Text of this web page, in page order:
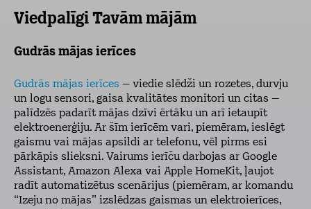
Viedpalīgi Tavām mājām
Gudrās mājas ierīces
Gudrās mājas ierīces – viedie slēdži un rozetes, durvju
un logu sensori, gaisa kvalitātes monitori un citas –
palīdzēs padarīt mājas dzīvi ērtāku un arī ietaupīt
elektroenerģiju. Ar šīm ierīcēm vari, piemēram, ieslēgt
gaismu vai mājas apsildi ar telefonu, vēl pirms esi
pārkāpis slieksni. Vairums ierīču darbojas ar Google
Assistant, Amazon Alexa vai Apple HomeKit, ļaujot
radīt automatizētus scenārijus (piemēram, ar komandu
“Izeju no mājas” izslēdzas gaismas un elektroierīces,